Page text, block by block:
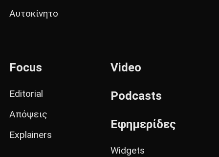
Αυτοκίνητο
Focus
Editorial
Απόψεις
Explainers
Video
Podcasts
Εφημερίδες
Widgets